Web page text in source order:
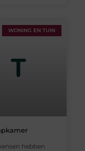
WONING EN TUIN
hebben